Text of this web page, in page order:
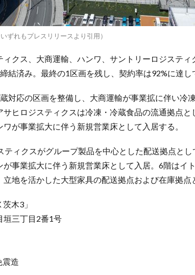
ずれもプレスリリースより引用）
クス、大商運輸、ハンワ、サントリーロジスティ
結済み。最終の1区画を残し、契約率は92%に達し
対応の区画を整備し、大商運輸が事業拡に伴い冷
ヒロジスティクスは冷凍・冷蔵食品の流通拠点
が事業拡大に伴う新規営業床として入居する。
ティクスがグループ製品を中心とした配送拠点と
が事業拡大に伴う新規営業床として入居。6階はイ
地を活かした大型家具の配送拠点および在庫拠点
木3」
垣三丁目2番1号
震造